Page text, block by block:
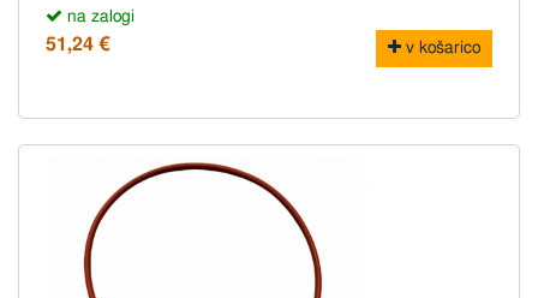
na zalogi
51,24 € v košarico